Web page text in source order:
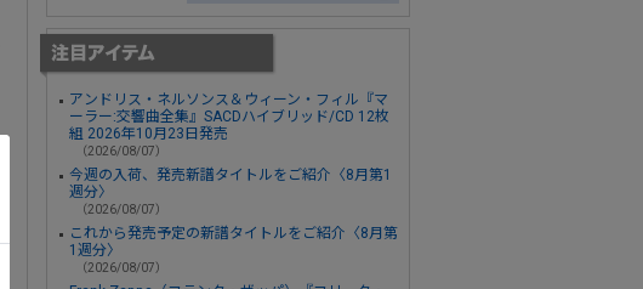
アンドリス・ネルソンス＆ウィーン・フィル『マ
ーラー:交響曲全集』SACDハイブリッド/CD 12枚
組 2026年10月23日発売
（2026/08/07）
今週の入荷、発売新譜タイトルをご紹介〈8月第1
週分〉
（2026/08/07）
これから発売予定の新譜タイトルをご紹介〈8月第
1週分〉
（2026/08/07）